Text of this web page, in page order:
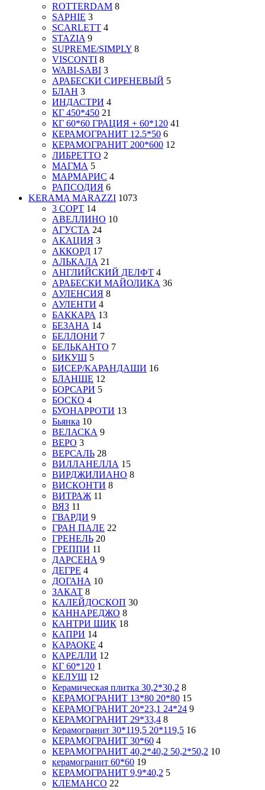
ROTTERDAM 8
SAPHIE 3
SCARLETT 4
STAZIA 9
SUPREME/SIMPLY 8
VISCONTI 8
WABI-SABI 3
АРАБЕСКИ СИРЕНЕВЫЙ 5
БЛАН 3
ИНДАСТРИ 4
КГ 450*450 21
КГ 60*60 ГРАЦИЯ + 60*120 41
КЕРАМОГРАНИТ 12.5*50 6
КЕРАМОГРАНИТ 200*600 12
ЛИБРЕТТО 2
МАГМА 5
МАРМАРИС 4
РАПСОДИЯ 6
KERAMA MARAZZI 1073
3 СОРТ 14
АВЕЛЛИНО 10
АГУСТА 24
АКАЦИЯ 3
АККОРД 17
АЛЬКАЛА 21
АНГЛИЙСКИЙ ДЕЛФТ 4
АРАБЕСКИ МАЙОЛИКА 36
АУЛЕНСИЯ 8
АУЛЕНТИ 4
БАККАРА 13
БЕЗАНА 14
БЕЛЛОНИ 7
БЕЛЬКАНТО 7
БИКУШ 5
БИСЕР/КАРАНДАШИ 16
БЛАНШЕ 12
БОРСАРИ 5
БОСКО 4
БУОНАРРОТИ 13
Бьянка 10
ВЕЛАСКА 9
ВЕРО 3
ВЕРСАЛЬ 28
ВИЛЛАНЕЛЛА 15
ВИРДЖИЛИАНО 8
ВИСКОНТИ 8
ВИТРАЖ 11
ВЯЗ 11
ГВАРДИ 9
ГРАН ПАЛЕ 22
ГРЕНЕЛЬ 20
ГРЕППИ 11
ДАРСЕНА 9
ДЕГРЕ 4
ДОГАНА 10
ЗАКАТ 8
КАЛЕЙДОСКОП 30
КАННАРЕДЖО 8
КАНТРИ ШИК 18
КАПРИ 14
КАРАОКЕ 4
КАРЕЛЛИ 12
КГ 60*120 1
КЕЛУШ 12
Керамическая плитка 30,2*30,2 8
КЕРАМОГРАНИТ 13*80 20*80 15
КЕРАМОГРАНИТ 20*23,1 24*24 9
КЕРАМОГРАНИТ 29*33,4 8
Керамогранит 30*119,5 20*119,5 16
КЕРАМОГРАНИТ 30*60 4
КЕРАМОГРАНИТ 40,2*40,2 50,2*50,2 10
керамогранит 60*60 19
КЕРАМОГРАНИТ 9,9*40,2 5
КЛЕМАНСО 22